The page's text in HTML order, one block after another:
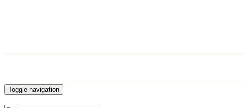
Toggle navigation